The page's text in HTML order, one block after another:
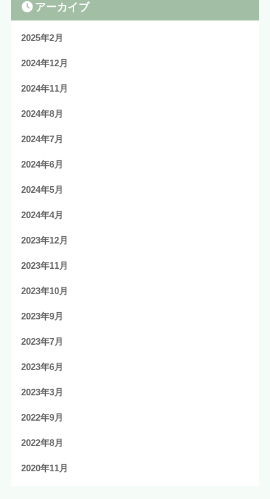
アーカイブ
2025年2月
2024年12月
2024年11月
2024年8月
2024年7月
2024年6月
2024年5月
2024年4月
2023年12月
2023年11月
2023年10月
2023年9月
2023年7月
2023年6月
2023年3月
2022年9月
2022年8月
2020年11月